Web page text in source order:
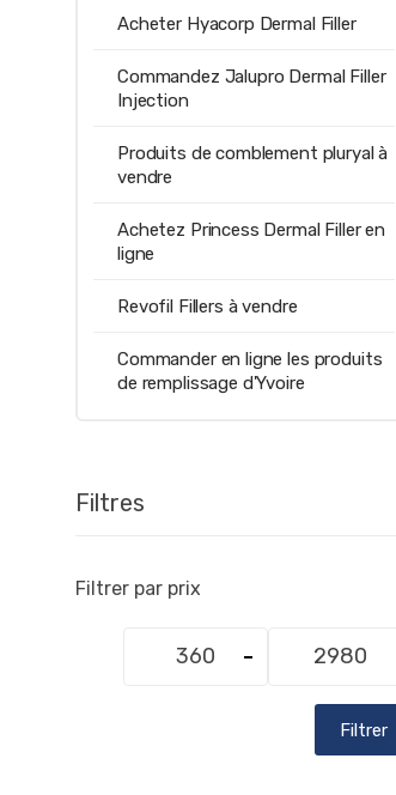
Acheter Hyacorp Dermal Filler
Commandez Jalupro Dermal Filler
Injection
Produits de comblement pluryal à
vendre
Achetez Princess Dermal Filler en
ligne
Revofil Fillers à vendre
Commander en ligne les produits
de remplissage d'Yvoire
Filtres
Filtrer par prix
Filtrer